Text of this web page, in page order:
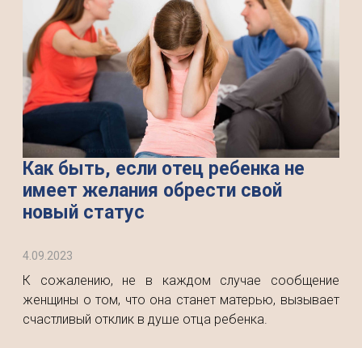
Как быть, если отец ребенка не
имеет желания обрести свой
новый статус
4.09.2023
К сожалению, не в каждом случае сообщение
женщины о том, что она станет матерью, вызывает
счастливый отклик в душе отца ребенка.